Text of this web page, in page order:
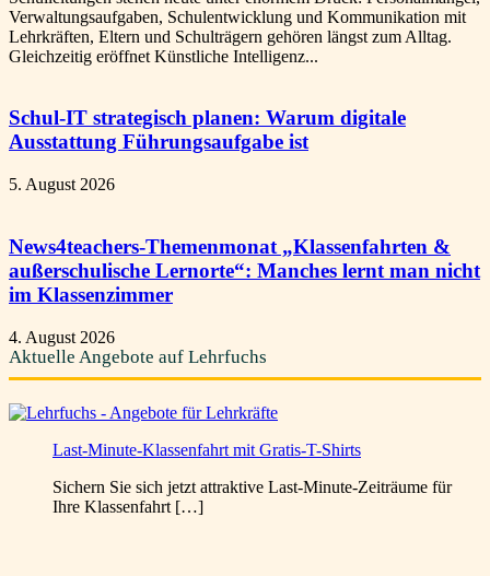
Verwaltungsaufgaben, Schulentwicklung und Kommunikation mit
Lehrkräften, Eltern und Schulträgern gehören längst zum Alltag.
Gleichzeitig eröffnet Künstliche Intelligenz...
Schul-IT strategisch planen: Warum digitale
Ausstattung Führungsaufgabe ist
5. August 2026
News4teachers-Themenmonat „Klassenfahrten &
außerschulische Lernorte“: Manches lernt man nicht
im Klassenzimmer
4. August 2026
Aktuelle Angebote auf Lehrfuchs
Last-Minute-Klassenfahrt mit Gratis-T-Shirts
Sichern Sie sich jetzt attraktive Last-Minute-Zeiträume für
Ihre Klassenfahrt […]